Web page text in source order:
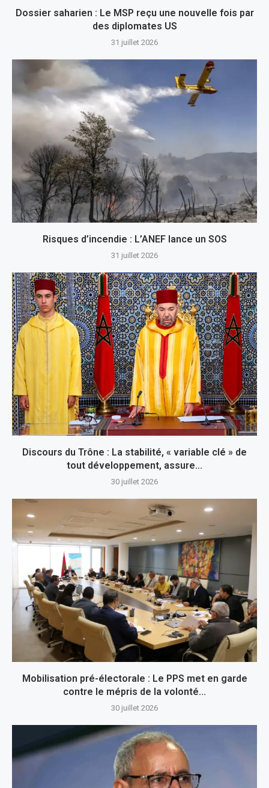
Dossier saharien : Le MSP reçu une nouvelle fois par
des diplomates US
31 juillet 2026
Risques d’incendie : L’ANEF lance un SOS
31 juillet 2026
Discours du Trône : La stabilité, « variable clé » de
tout développement, assure...
30 juillet 2026
Mobilisation pré-électorale : Le PPS met en garde
contre le mépris de la volonté...
30 juillet 2026